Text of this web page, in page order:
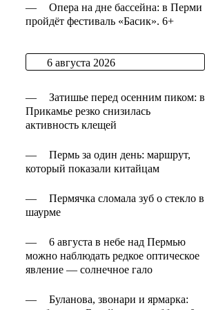
—
Опера на дне бассейна: в Перми
пройдёт фестиваль «Басик». 6+
6 августа 2026
—
Затишье перед осенним пиком: в
Прикамье резко снизилась
активность клещей
—
Пермь за один день: маршрут,
который показали китайцам
—
Пермячка сломала зуб о стекло в
шаурме
—
6 августа в небе над Пермью
можно наблюдать редкое оптическое
явление — солнечное гало
—
Буланова, звонари и ярмарка: